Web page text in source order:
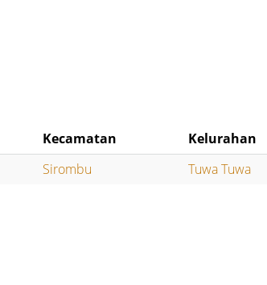
Kecamatan
Kelurahan
Sirombu Tuwa Tuwa